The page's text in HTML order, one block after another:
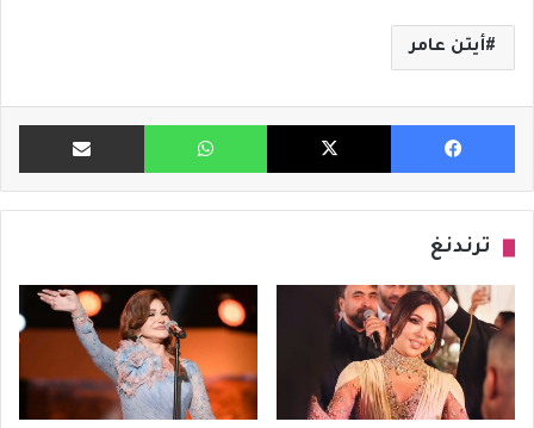
أيتن عامر
فيسبوك X واتساب مشاركة
ترندنغ